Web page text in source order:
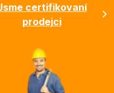
certifikovaní
prodejci